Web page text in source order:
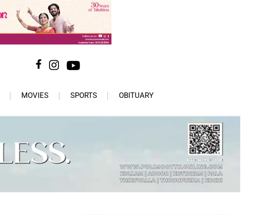
MOVIES SPORTS OBITUARY